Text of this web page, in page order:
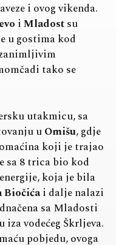
i ovog vikenda.
iMladostsu
u gostima kod
tako se
utakmicu, sa
uOmišu, gdje
koji je trajao
sa 8 trica bio kod
koja je bila
Biočićai dalje nalazi
sa Mladosti
iza vodećeg Škrljeva.
pobjedu, ovoga